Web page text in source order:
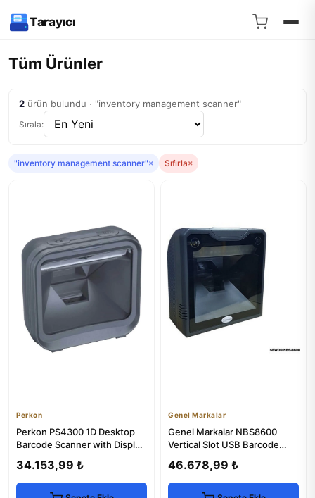
Tarayıcı
Tüm Ürünler
2 ürün bulundu · "inventory management scanner"
Sırala:
"inventory management scanner"× Sıfırla×
Perkon
Perkon PS4300 1D Desktop
Barcode Scanner with Display
34.153,99 ₺
Genel Markalar
Genel Markalar NBS8600
Vertical Slot USB Barcode
46.678,99 ₺